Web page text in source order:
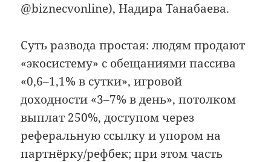
@biznecvonline), Надира Танабаева.
Суть развода простая: людям продают
«экосистему» с обещаниями пассива
«0,6–1,1% в сутки», игровой
доходности «3–7% в день», потолком
выплат 250%, доступом через
реферальную ссылку и упором на
партнёрку/рефбек; при этом часть